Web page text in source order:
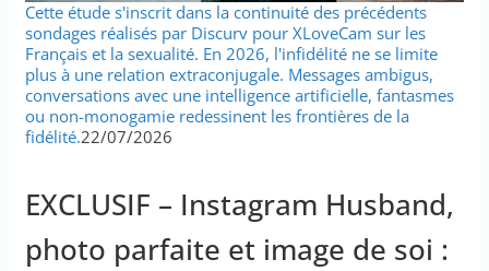
Cette étude s'inscrit dans la continuité des précédents
sondages réalisés par Discurv pour XLoveCam sur les
Français et la sexualité. En 2026, l'infidélité ne se limite
plus à une relation extraconjugale. Messages ambigus,
conversations avec une intelligence artificielle, fantasmes
ou non-monogamie redessinent les frontières de la
fidélité.22/07/2026
EXCLUSIF – Instagram Husband,
photo parfaite et image de soi :